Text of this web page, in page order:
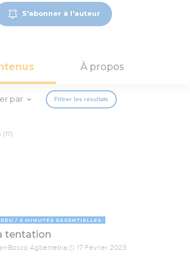
S'abonner à l'auteur
À propos
par Filtrer les résultats
(17)
5 MINUTES ESSENTIELLES
tentation
Bosco Agbemebia 17 Février 2023